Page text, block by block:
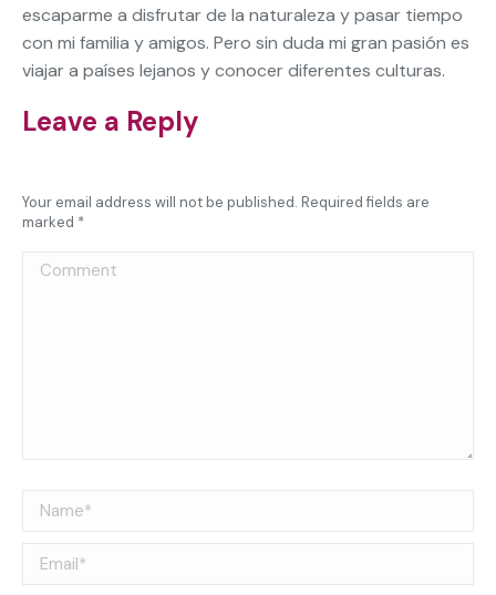
escaparme a disfrutar de la naturaleza y pasar tiempo
con mi familia y amigos. Pero sin duda mi gran pasión es
viajar a países lejanos y conocer diferentes culturas.
Leave a Reply
Your email address will not be published. Required fields are
marked *
Comment
Name *
Email *